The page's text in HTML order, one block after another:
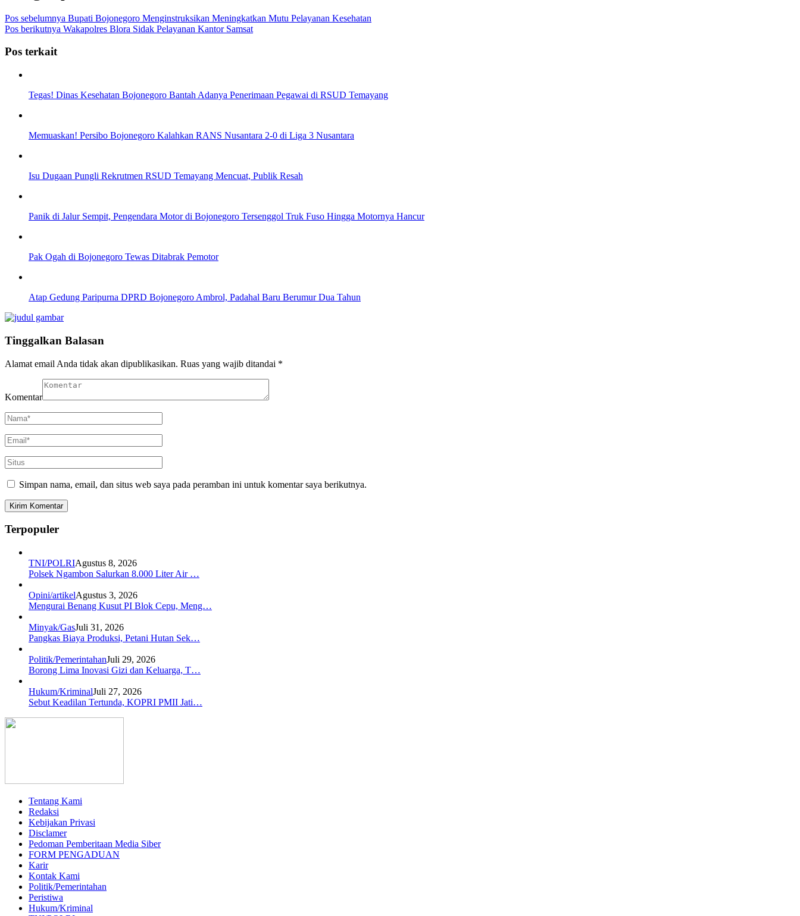
Pos sebelumnya Bupati Bojonegoro Menginstruksikan Meningkatkan Mutu Pelayanan Kesehatan
Pos berikutnya Wakapolres Blora Sidak Pelayanan Kantor Samsat
Pos terkait
Tegas! Dinas Kesehatan Bojonegoro Bantah Adanya Penerimaan Pegawai di RSUD Temayang
Memuaskan! Persibo Bojonegoro Kalahkan RANS Nusantara 2-0 di Liga 3 Nusantara
Isu Dugaan Pungli Rekrutmen RSUD Temayang Mencuat, Publik Resah
Panik di Jalur Sempit, Pengendara Motor di Bojonegoro Tersenggol Truk Fuso Hingga Motornya Hancur
Pak Ogah di Bojonegoro Tewas Ditabrak Pemotor
Atap Gedung Paripurna DPRD Bojonegoro Ambrol, Padahal Baru Berumur Dua Tahun
Tinggalkan Balasan
Alamat email Anda tidak akan dipublikasikan. Ruas yang wajib ditandai *
Komentar
Simpan nama, email, dan situs web saya pada peramban ini untuk komentar saya berikutnya.
Terpopuler
TNI/POLRIAgustus 8, 2026
Polsek Ngambon Salurkan 8.000 Liter Air …
Opini/artikelAgustus 3, 2026
Mengurai Benang Kusut PI Blok Cepu, Meng…
Minyak/GasJuli 31, 2026
Pangkas Biaya Produksi, Petani Hutan Sek…
Politik/PemerintahanJuli 29, 2026
Borong Lima Inovasi Gizi dan Keluarga, T…
Hukum/KriminalJuli 27, 2026
Sebut Keadilan Tertunda, KOPRI PMII Jati…
Tentang Kami
Redaksi
Kebijakan Privasi
Disclamer
Pedoman Pemberitaan Media Siber
FORM PENGADUAN
Karir
Kontak Kami
Politik/Pemerintahan
Peristiwa
Hukum/Kriminal